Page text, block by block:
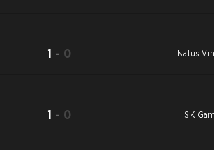
1 - 0 Natus
1 - 0 SK